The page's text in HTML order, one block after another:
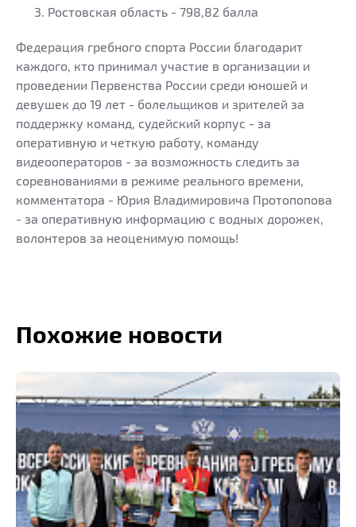
Ростовская область - 798,82 балла
Федерация гребного спорта России благодарит
каждого, кто принимал участие в организации и
проведении Первенства России среди юношей и
девушек до 19 лет - болельщиков и зрителей за
поддержку команд, судейский корпус - за
оперативную и четкую работу, команду
видеооператоров - за возможность следить за
соревнованиями в режиме реального времени,
комментатора - Юрия Владимировича Протопопова
- за оперативную информацию с водных дорожек,
волонтеров за неоценимую помощь!
Похожие новости